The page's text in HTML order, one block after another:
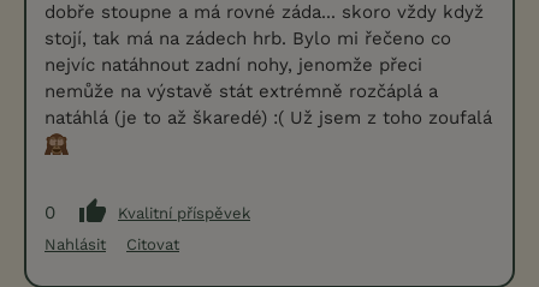
dobře stoupne a má rovné záda... skoro vždy když
stojí, tak má na zádech hrb. Bylo mi řečeno co
nejvíc natáhnout zadní nohy, jenomže přeci
nemůže na výstavě stát extrémně rozčáplá a
natáhlá (je to až škaredé) :( Už jsem z toho zoufalá
0
Kvalitní příspěvek
Nahlásit
Citovat